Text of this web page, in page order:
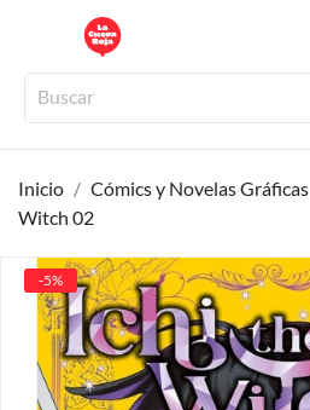
Inicio Cómics y Novelas Gráficas
Witch 02
-5%